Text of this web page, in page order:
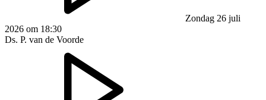
Zondag 26 juli
2026 om 18:30
Ds. P. van de Voorde